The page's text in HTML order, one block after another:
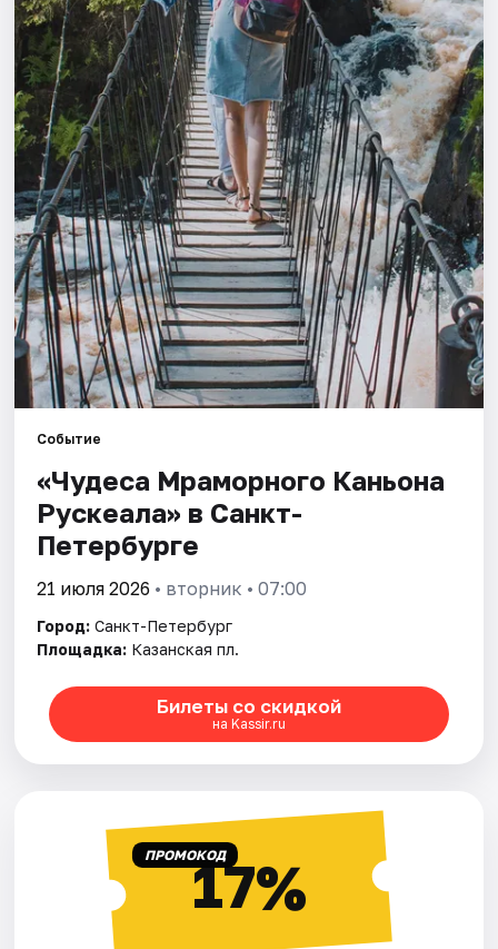
Города
Площадки
Артисты
Рейтинги
Событие
«Чудеса Мраморного Каньона
Рускеала» в Санкт-
Петербурге
21 июля 2026 • вторник • 07:00
Город: Санкт-Петербург
Площадка: Казанская пл.
Билеты со скидкой
на Kassir.ru
ПРОМОКОД17%